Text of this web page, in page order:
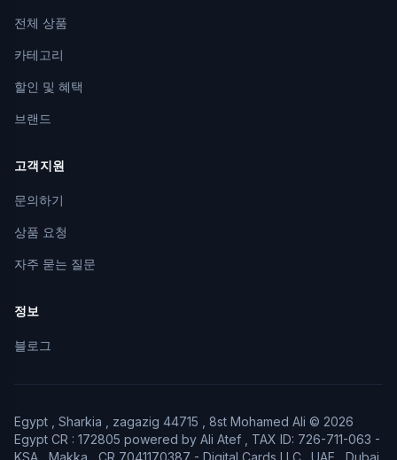
전체 상품
카테고리
할인 및 혜택
브랜드
고객지원
문의하기
상품 요청
자주 묻는 질문
정보
블로그
Egypt , Sharkia , zagazig 44715 , 8st Mohamed Ali © 2026
Egypt CR : 172805 powered by Ali Atef , TAX ID: 726-711-063 -
KSA , Makka , CR 7041170387 - Digital Cards LLC . UAE , Dubai